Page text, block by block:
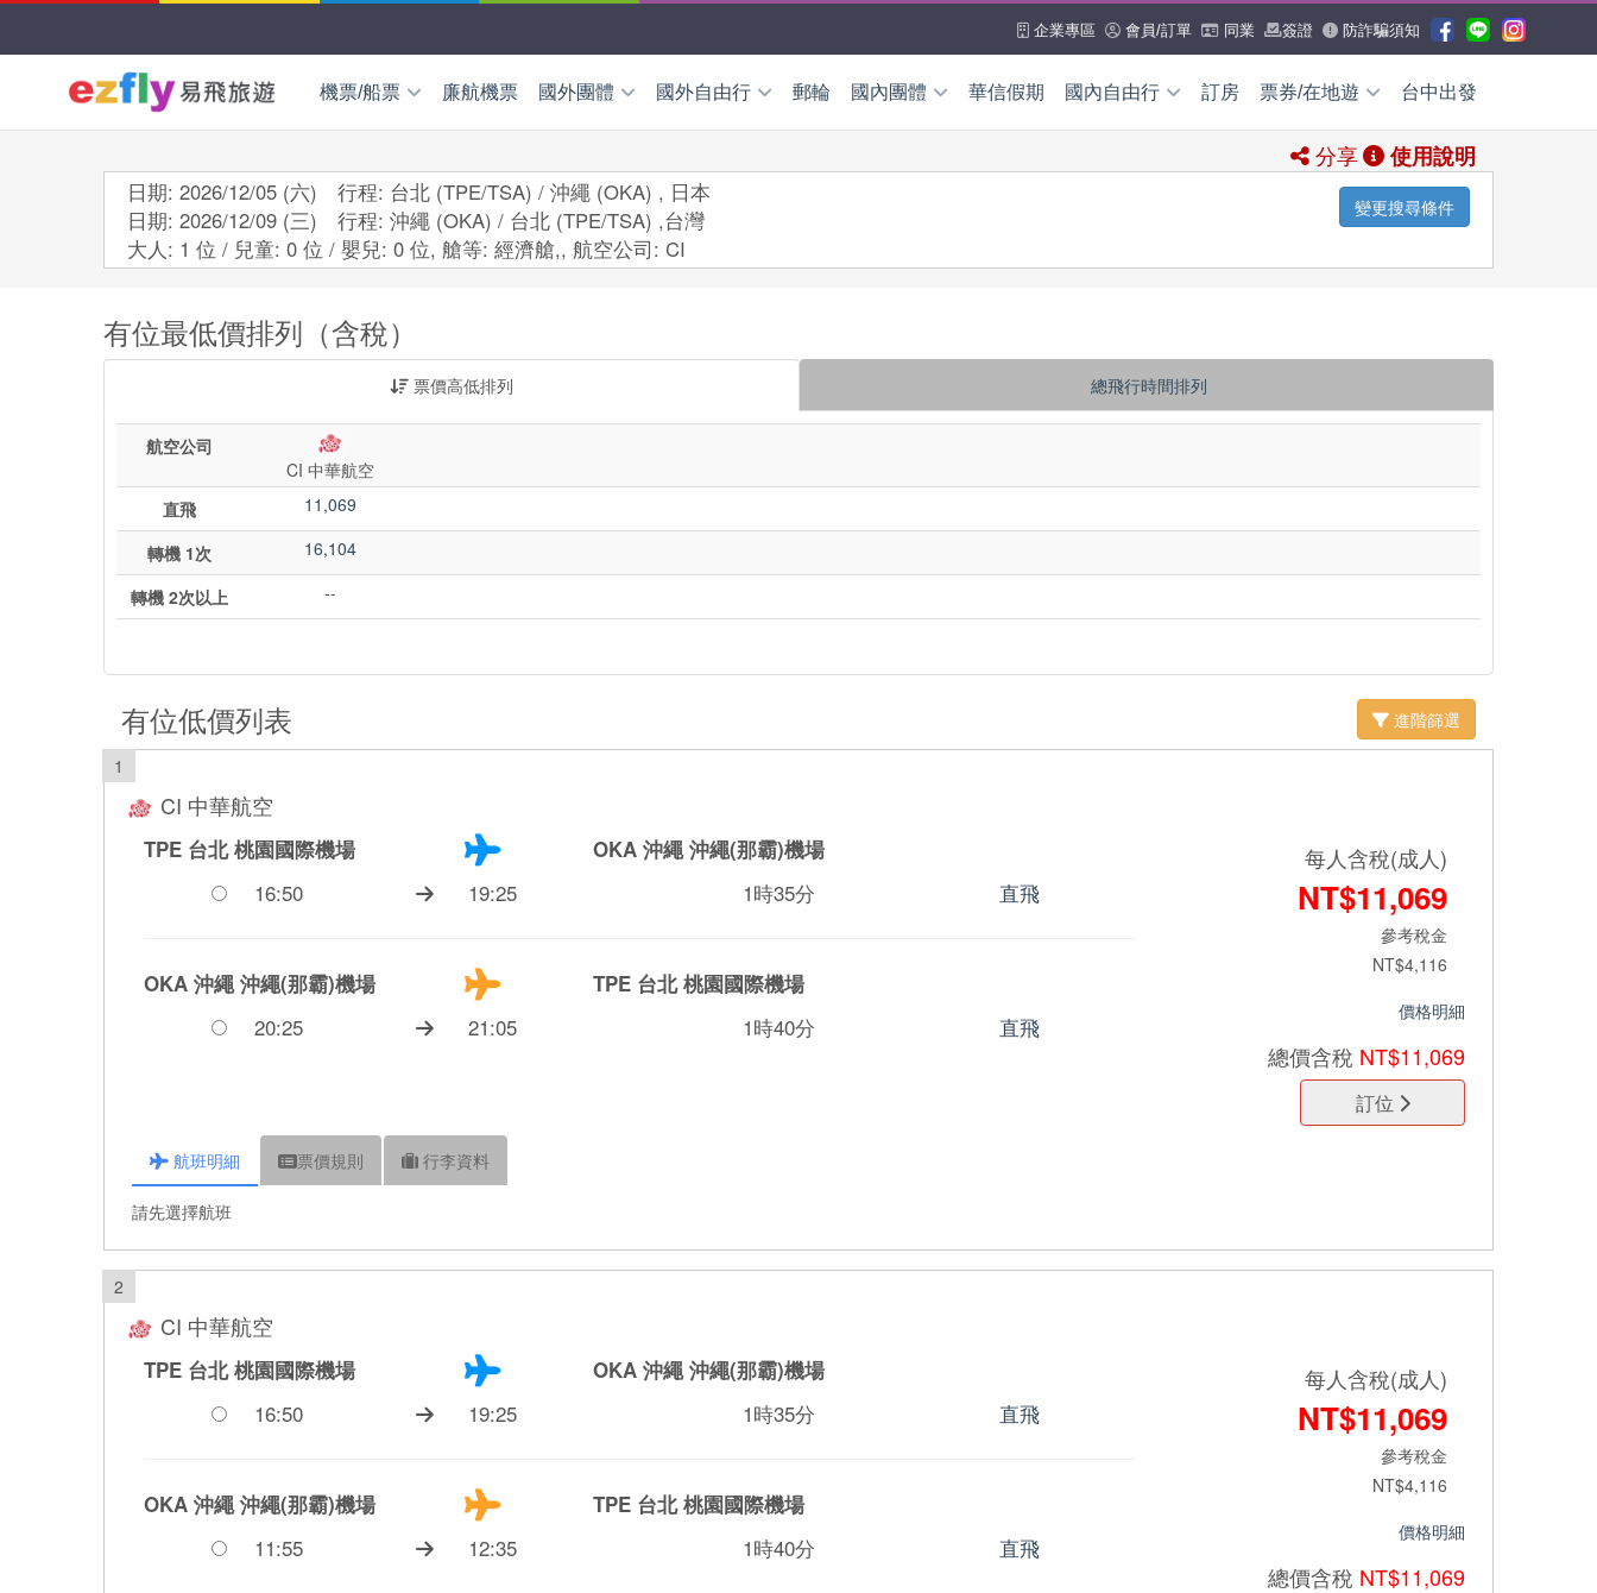
企業專區 會員/訂單 同業 簽證 防詐騙須知
機票/船票
國外機票
國內機票
小三通船票
wifi 海外交通券 國際學生證ISIC
廉航機票 國外團體
東北亞 日本 韓國
東南亞 越南 泰國
馬來西亞
新加坡
菲律賓 峇里島
歐洲中亞
美國/加拿大
國外自由行
國外自由行
機加酒自由配～新品上架
郵輪 國內團體
離島團體 澎湖 金門 馬祖
本島團體
華信假期 國內自由行
華信假期
訂房 票券/在地遊
國內外票券
國內外票
國外在地遊
台中出發
分享 使用說明
日期: 2026/12/05 (六) 行程: 台北 (TPE/TSA) / 沖繩 (OKA) , 日本
日期: 2026/12/09 (三) 行程: 沖繩 (OKA) / 台北 (TPE/TSA) ,台灣
大人: 1 位 / 兒童: 0 位 / 嬰兒: 0 位, 艙等: 經濟艙,, 航空公司: CI
變更搜尋條件
有位最低價排列（含稅）
票價高低排列 總飛行時間排列
航空公司
CI 中華航空
直飛
11,069
轉機 1次 16,104
轉機 2次以上 --
有位低價列表
進階篩選
1
CI 中華航空
TPE 台北桃園國際機場 OKA 沖繩沖繩(那霸)機場
16:50
19:25 1時35分 直飛
OKA 沖繩沖繩(那霸)機場 TPE 台北桃園國際機場
20:25
21:05 1時40分 直飛
每人含稅(成人)
NT$11,069
參考稅金
NT$4,116
價格明細
總價含稅 NT$11,069
訂位
航班明細 票價規則 行李資料
請先選擇航班
2
CI 中華航空
TPE 台北桃園國際機場 OKA 沖繩沖繩(那霸)機場
16:50
19:25 1時35分 直飛
OKA 沖繩沖繩(那霸)機場 TPE 台北桃園國際機場
11:55
12:35 1時40分 直飛
每人含稅(成人)
NT$11,069
參考稅金
NT$4,116
價格明細
總價含稅 NT$11,069